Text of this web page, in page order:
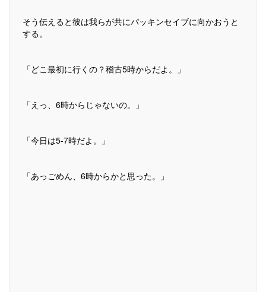
そう伝えると彼は我らが共にパッキンセイブに向かおうと
する。
「どこ最初に行くの？稽古5時からだよ。」
「えっ、6時からじゃないの。」
「今日は5-7時だよ。」
「あっごめん、6時からかと思った。」